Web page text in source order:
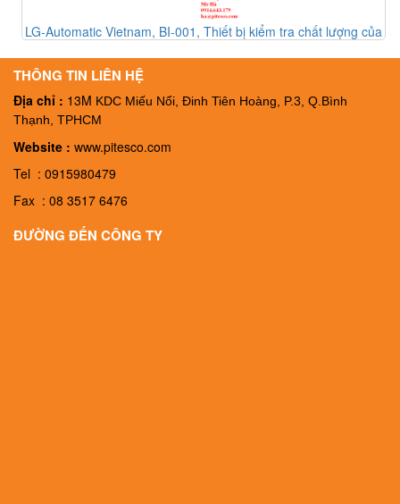
LG-Automatic Vietnam, BI-001, Thiết bị kiểm tra chất lượng của
THÔNG TIN LIÊN HỆ
Địa chỉ : 13M KDC Miếu Nổi, Đinh Tiên Hoàng, P.3, Q.Bình
Thạnh, TPHCM
Website : www.pitesco.com
Tel : 0915980479
Fax : 08 3517 6476
ĐƯỜNG ĐẾN CÔNG TY